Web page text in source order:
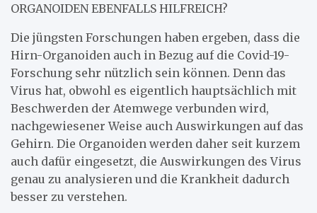
ORGANOIDEN EBENFALLS HILFREICH?
Die jüngsten Forschungen haben ergeben, dass die
Hirn-Organoiden auch in Bezug auf die Covid-19-
Forschung sehr nützlich sein können. Denn das
Virus hat, obwohl es eigentlich hauptsächlich mit
Beschwerden der Atemwege verbunden wird,
nachgewiesener Weise auch Auswirkungen auf das
Gehirn. Die Organoiden werden daher seit kurzem
auch dafür eingesetzt, die Auswirkungen des Virus
genau zu analysieren und die Krankheit dadurch
besser zu verstehen.